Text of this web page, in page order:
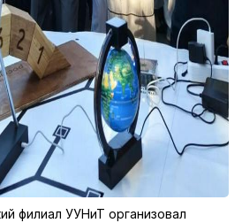
филиал УУНиТ организовал